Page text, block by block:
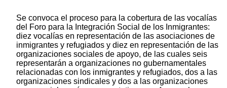
Se convoca el proceso para la cobertura de las vocalías
del Foro para la Integración Social de los Inmigrantes:
diez vocalías en representación de las asociaciones de
inmigrantes y refugiados y diez en representación de las
organizaciones sociales de apoyo, de las cuales seis
representarán a organizaciones no gubernamentales
relacionadas con los inmigrantes y refugiados, dos a las
organizaciones sindicales y dos a las organizaciones